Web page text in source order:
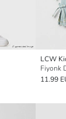
LCW
Fiyonk
11.99